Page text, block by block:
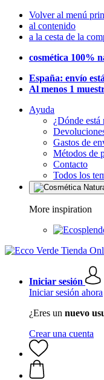
Volver al menú
al contenido
a la cesta de la
cosmética 100%
España: envío
Al menos 1
Ayuda
¿Dónde
Gastos de
Métodos de
Contacto
Todos los
More inspiration
Iniciar sesión
Iniciar sesión ahora
¿Eres un nuevo
Crear una cuenta